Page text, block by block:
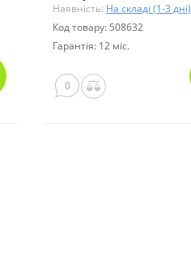
Наявність: На складі (1-3 дні)
Код товару: 508632
Гарантія: 12 міс.
0